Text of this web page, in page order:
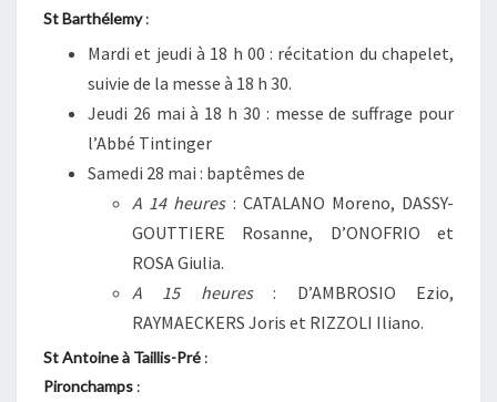
St Barthélemy:
Mardi et jeudi à 18 h 00 : récitation du chapelet,
suivie de la messe à 18 h 30.
Jeudi 26 mai à 18 h 30 : messe de suffrage pour
l’Abbé Tintinger
Samedi 28 mai : baptêmes de
A 14 heures: CATALANO Moreno, DASSY-
GOUTTIERE Rosanne, D’ONOFRIO et
ROSA Giulia.
A 15 heures: D’AMBROSIO Ezio,
RAYMAECKERS Joris et RIZZOLI Iliano.
St Antoine à Taillis-Pré :
Pironchamps :